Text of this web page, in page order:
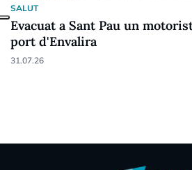
SALUT
Evacuat a Sant Pau un
port d'Envalira
31.07.26